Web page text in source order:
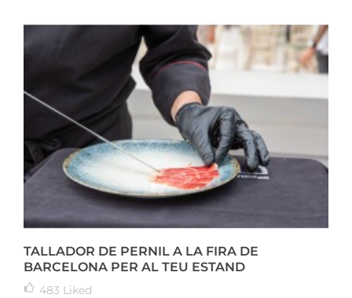
TALLADOR DE PERNIL A LA FIRA DE
BARCELONA PER AL TEU ESTAND
483 Liked